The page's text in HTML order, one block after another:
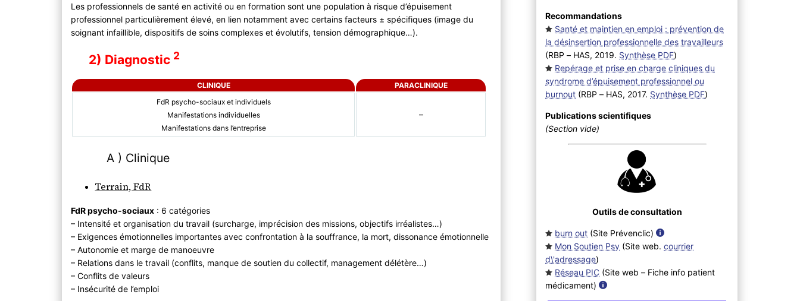
Les professionnels de santé en activité ou en formation sont une population à risque d’épuisement
professionnel particulièrement élevé, en lien notamment avec certains facteurs ± spécifiques (image du
soignant infaillible, dispositifs de soins complexes et évolutifs, tension démographique…).
2) Diagnostic 2
CLINIQUE
PARACLINIQUE
FdR psycho-sociaux et individuels
Manifestations individuelles
Manifestations dans l’entreprise
–
A ) Clinique
Terrain, FdR
FdR psycho-sociaux : 6 catégories
– Intensité et organisation du travail (surcharge, imprécision des missions, objectifs irréalistes…)
– Exigences émotionnelles importantes avec confrontation à la souffrance, la mort, dissonance émotionnelle
– Autonomie et marge de manoeuvre
– Relations dans le travail (conflits, manque de soutien du collectif, management délétère…)
– Conflits de valeurs
– Insécurité de l’emploi
Recommandations
Santé et maintien en emploi : prévention de
la désinsertion professionnelle des travailleurs
(RBP – HAS, 2019. Synthèse PDF)
Repérage et prise en charge cliniques du
syndrome d’épuisement professionnel ou
burnout (RBP – HAS, 2017. Synthèse PDF)
Publications scientifiques
(Section vide)
Outils de consultation
burn out (Site Prévenclic)
Mon Soutien Psy (Site web.courrier
d\'adressage)
Réseau PIC (Site web – Fiche info patient
médicament)